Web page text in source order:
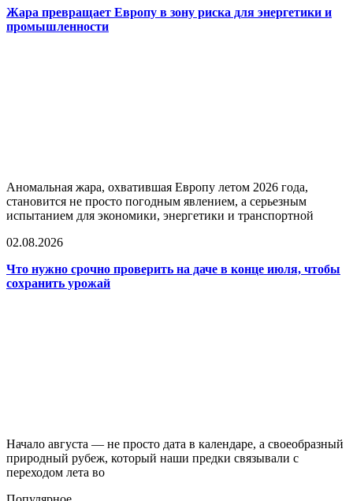
Жара превращает Европу в зону риска для энергетики и
промышленности
Аномальная жара, охватившая Европу летом 2026 года,
становится не просто погодным явлением, а серьезным
испытанием для экономики, энергетики и транспортной
02.08.2026
Что нужно срочно проверить на даче в конце июля, чтобы
сохранить урожай
Начало августа — не просто дата в календаре, а своеобразный
природный рубеж, который наши предки связывали с
переходом лета во